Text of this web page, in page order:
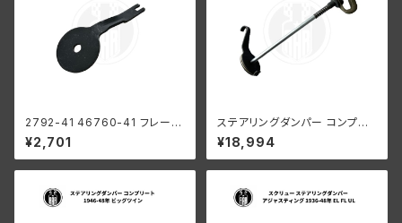
2792-41 46760-41 フレーム
ヘッド ブラケット オフセット ハ
ーレーダビッドソン 1946-194
8年 EL FL UL ビッグツイン
¥2,701
ステアリングダンパー コンプリ
ート グリーンレバー ハーレーダ
ビッドソン WLA WLC
¥18,994